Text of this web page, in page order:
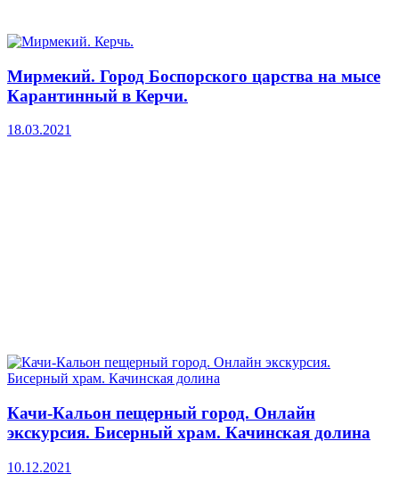
Мирмекий. Город Боспорского царства на мысе
Карантинный в Керчи.
18.03.2021
Качи-Кальон пещерный город. Онлайн
экскурсия. Бисерный храм. Качинская долина
10.12.2021